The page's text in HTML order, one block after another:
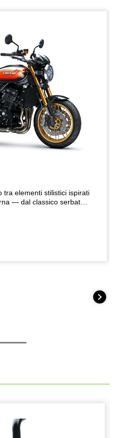
tra elementi stilistici ispirati
— dal classico serbatoio
costruttiva eccellente, che
premium. La bellezza